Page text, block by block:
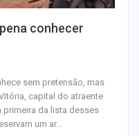
conhecer
sem pretensão, mas
capital do atraente
primeira da lista desses
um ar…